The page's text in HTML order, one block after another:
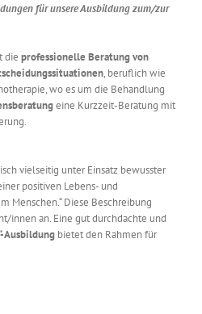
für unsere Ausbildung zum/zur
die professionelle Beratung von
, beruflich wie
wo es um die Behandlung
eine Kurzzeit-Beratung mit
vielseitig unter Einsatz bewusster
positiven Lebens- und
Menschen.“ Diese Beschreibung
innen an. Eine gut durchdachte und
Ausbildung bietet den Rahmen für